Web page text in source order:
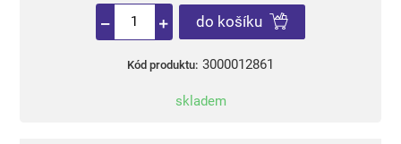
do košíku
Kód produktu: 3000012861
skladem